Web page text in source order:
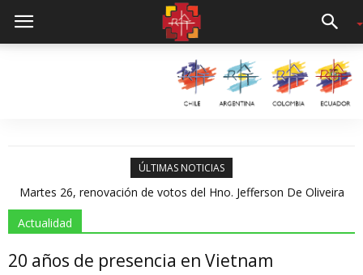
ÚLTIMAS NOTICIAS
Velación del Padre Silvio Herrera Herrera a.a. en la Capilla del
Actualidad
20 años de presencia en Vietnam